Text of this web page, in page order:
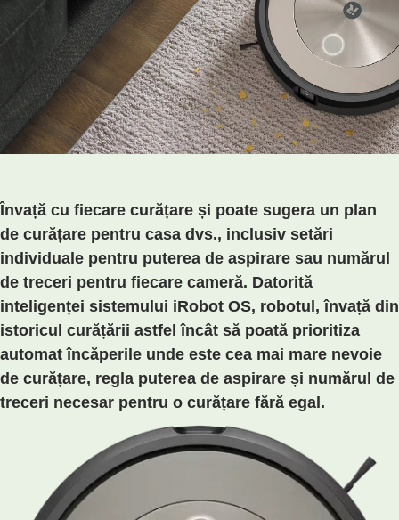
Învață cu fiecare curățare și poate sugera un plan
de curățare pentru casa dvs., inclusiv setări
individuale pentru puterea de aspirare sau numărul
de treceri pentru fiecare cameră. Datorită
inteligenței sistemului iRobot OS, robotul, învață din
istoricul curățării astfel încât să poată prioritiza
automat încăperile unde este cea mai mare nevoie
de curățare, regla puterea de aspirare și numărul de
treceri necesar pentru o curățare fără egal.